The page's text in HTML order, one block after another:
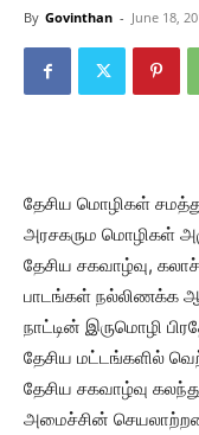
By Govinthan - June 18,
தேசிய மொழிகள்
அரசகரும மொழிகள்
தேசிய சகவாழ்வு,
பாடங்கள் நல்லிணக்க
நாட்டின் இருமொழி
தேசிய மட்டங்களில்
தேசிய சகவாழ்வு
அமைச்சின்